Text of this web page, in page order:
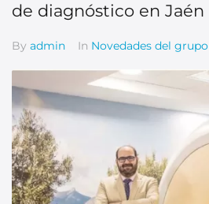
de diagnóstico en Jaén
By admin In Novedades del grupo